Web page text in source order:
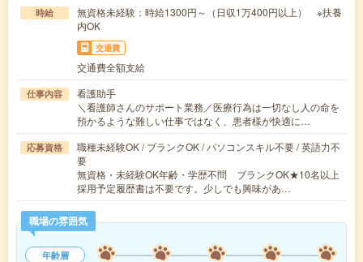
時給
無資格未経験：時給1300円～（日収1万400円以上） ※扶養
内OK
交通費
交通費全額支給
仕事内容
看護助手
＼看護師さんのサポート業務／医療行為は一切なし人の命を
預かるような難しい仕事ではなく、患者様が快適に…
応募資格
職種未経験OK / ブランクOK / パソコンスキル不要 / 英語力不
要
無資格・未経験OK年齢・学歴不問 ブランクOK★10名以上
採用予定履歴書は不要です。少しでも興味があ…
職場の雰囲気
年齢層